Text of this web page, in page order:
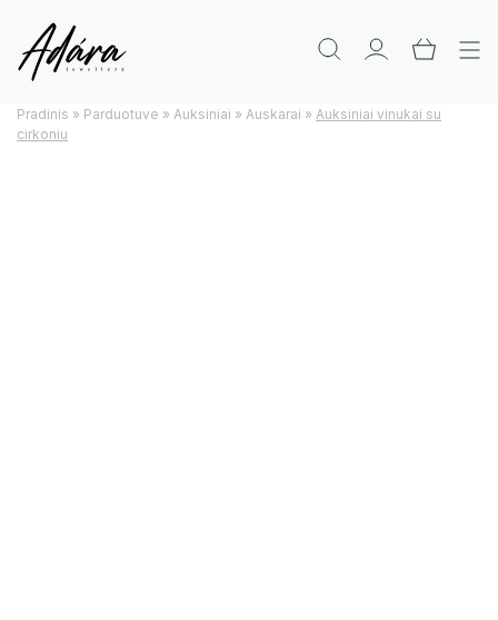
Pradinis » Parduotuve » Auksiniai » Auskarai » Auksiniai vinukai su
cirkoniu